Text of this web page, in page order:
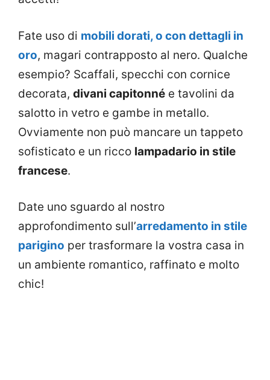
Fate uso di mobili dorati, o con dettagli in
oro, magari contrapposto al nero. Qualche
esempio? Scaffali, specchi con cornice
decorata, divani capitonné e tavolini da
salotto in vetro e gambe in metallo.
Ovviamente non può mancare un tappeto
sofisticato e un ricco lampadario in stile
francese.
Date uno sguardo al nostro
approfondimento sull’arredamento in stile
parigino per trasformare la vostra casa in
un ambiente romantico, raffinato e molto
chic!